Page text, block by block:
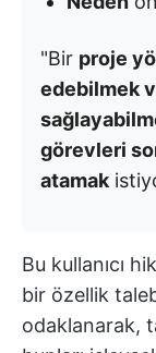
"Bir proje
edebilmek
görevleri
atamak
Bu kullanıcı
bir özellik
odaklanarak,